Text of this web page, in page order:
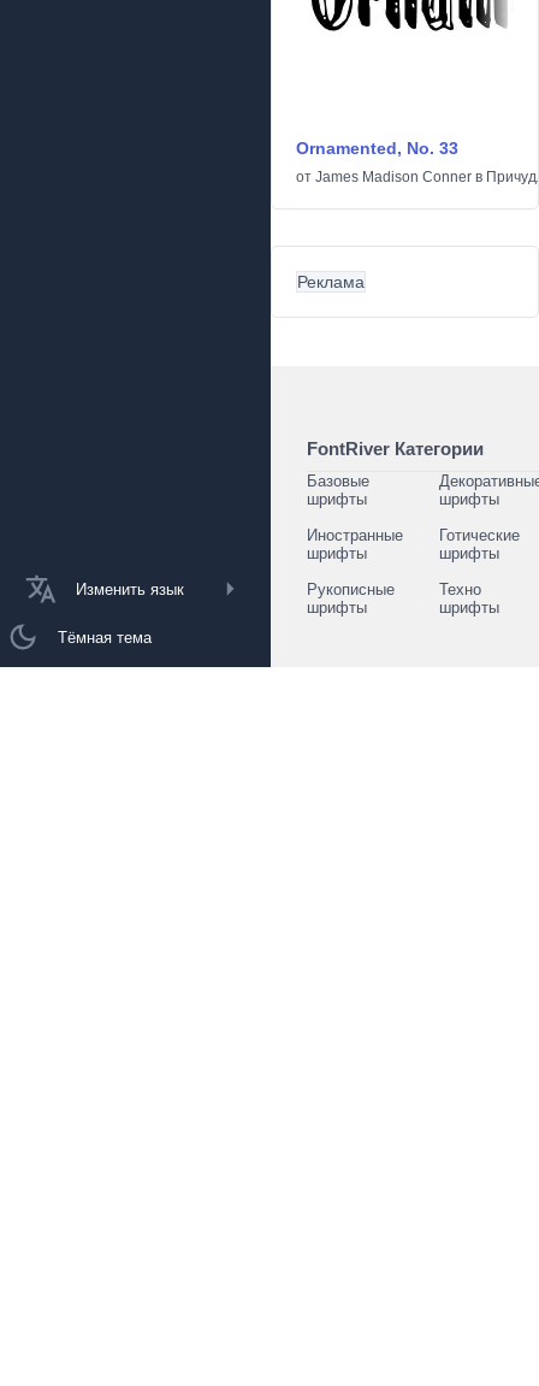
Изменить язык
Тёмная тема
Ornamented, No. 33
от James Madison Conner в
Реклама
FontRiver Категории
Базовые
шрифты
шрифты
Иностранные
шрифты
Готические
шрифты
Рукописные
шрифты
Техно
шрифты